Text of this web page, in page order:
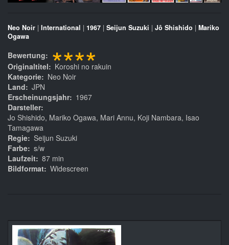
Neo Noir | International | 1967 | Seijun Suzuki | Jô Shishido | Mariko
Ogawa
Bewertung ****
Originaltitel
Koroshi no rakuin
Kategorie
Neo Noir
Land
JPN
Erscheinungsjahr
1967
Darsteller
Jo Shishido, Mariko Ogawa, Mari Annu, Koji Nambara, Isao
Tamagawa
Regie Seijun Suzuki
Farbe s/w
Laufzeit 87 min
Bildformat Widescreen